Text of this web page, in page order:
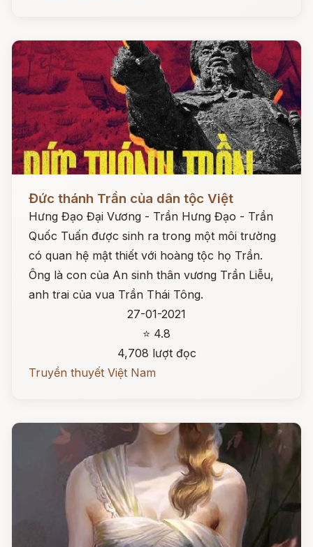
Đức thánh Trần của dân tộc Việt
Hưng Đạo Đại Vương - Trần Hưng Đạo - Trần
Quốc Tuấn được sinh ra trong một môi trường
có quan hệ mật thiết với hoàng tộc họ Trần.
Ông là con của An sinh thân vương Trần Liễu,
anh trai của vua Trần Thái Tông.
27-01-2021
⭐ 4.8
4,708 lượt đọc
Truyền thuyết Việt Nam